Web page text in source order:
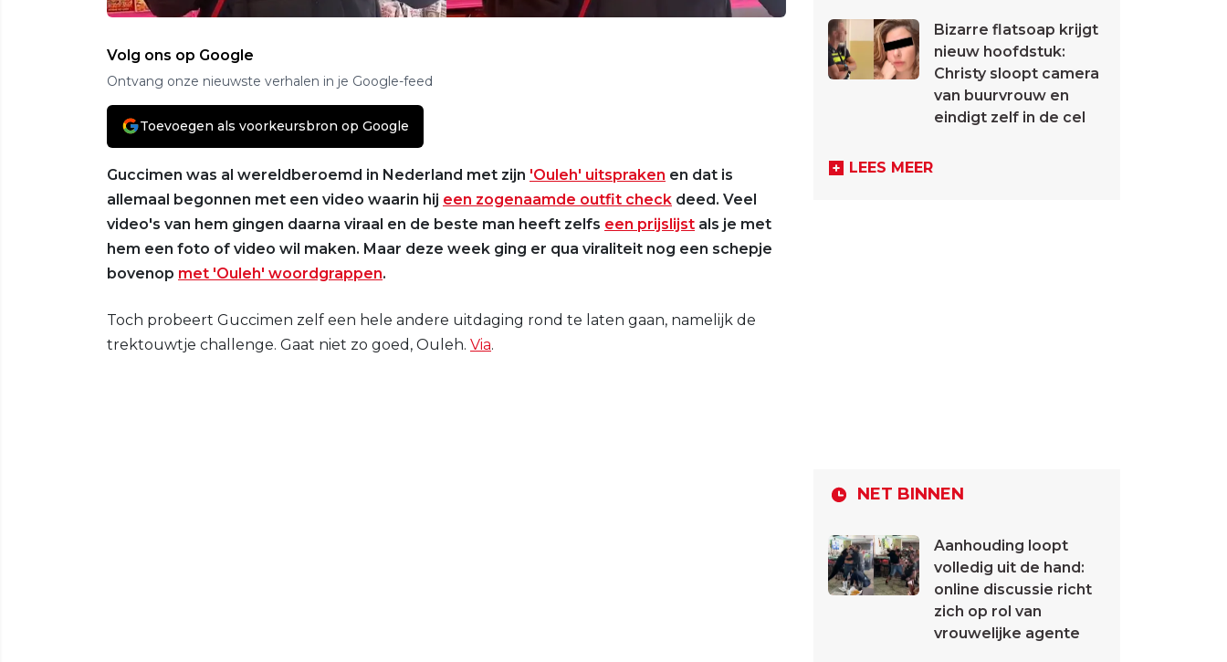
Volg ons op Google
Ontvang onze nieuwste verhalen in je Google-feed
Toevoegen als voorkeursbron op Google
Guccimen was al wereldberoemd in Nederland met zijn 'Ouleh' uitspraken en dat is
allemaal begonnen met een video waarin hij een zogenaamde outfit check deed. Veel
video's van hem gingen daarna viraal en de beste man heeft zelfs een prijslijst als je met
hem een foto of video wil maken. Maar deze week ging er qua viraliteit nog een schepje
bovenop met 'Ouleh' woordgrappen.
Toch probeert Guccimen zelf een hele andere uitdaging rond te laten gaan, namelijk de
trektouwtje challenge. Gaat niet zo goed, Ouleh. Via.
Bizarre flatsoap krijgt
nieuw hoofdstuk:
Christy sloopt camera
van buurvrouw en
eindigt zelf in de cel
LEES MEER
NET BINNEN
Aanhouding loopt
volledig uit de hand:
online discussie richt
zich op rol van
vrouwelijke agente